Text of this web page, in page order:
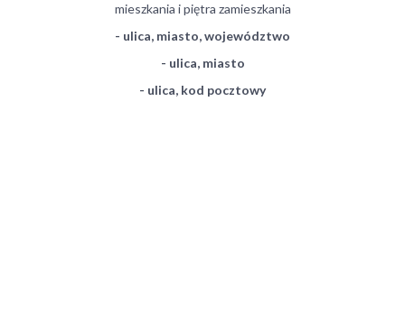
mieszkania i piętra zamieszkania
- ulica, miasto, województwo
- ulica, miasto
- ulica, kod pocztowy